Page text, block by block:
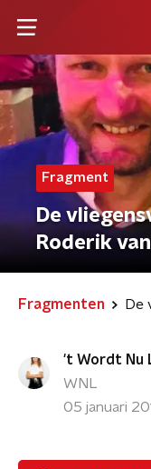
Fragment
De
Roderik
Fragmenten
't Wordt Nu
WNL
05 januari